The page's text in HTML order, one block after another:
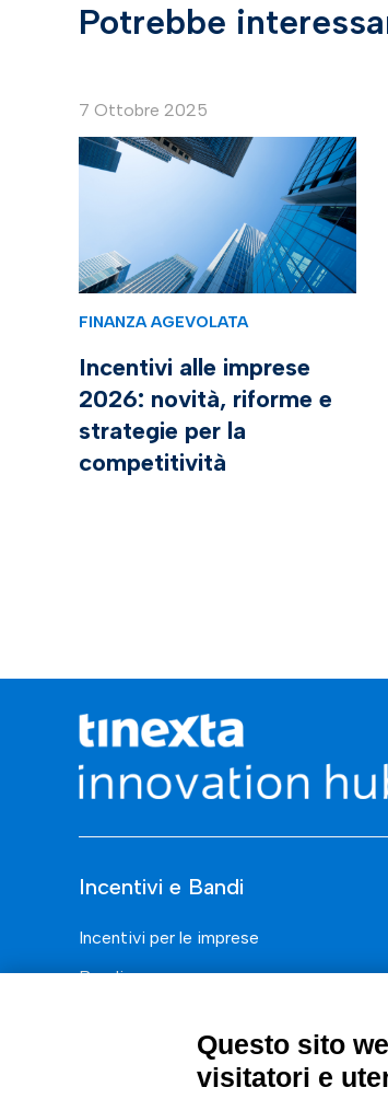
Potrebbe
7 Ottobre 2025
FINANZA AGEVOLATA
Incentivi alle imprese
2026: novità, riforme e
strategie per la
competitività
Incentivi e Bandi
Incentivi per le imprese
Bandi
Questo sito
visitatori e